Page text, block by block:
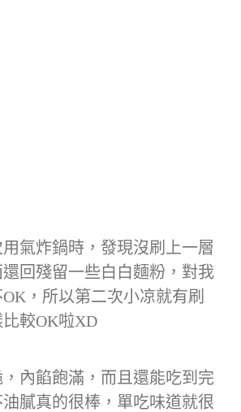
用氣炸鍋時，發現沒刷上一層
回殘留一些白白麵粉，對我
，所以第二次小凉就有刷
較OK啦XD
內餡飽滿，而且還能吃到完
膩真的很棒，單吃味道就很